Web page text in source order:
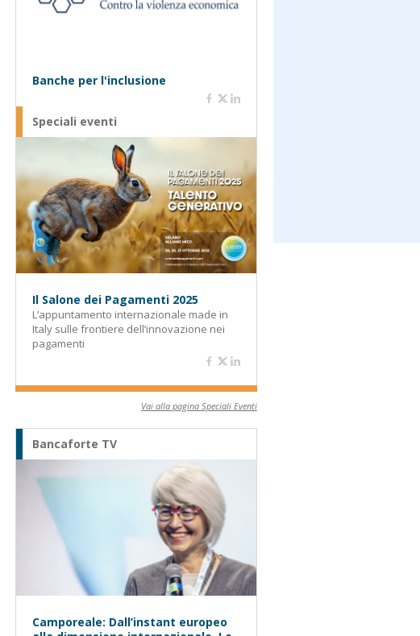
Banche per l'inclusione
Speciali eventi
Il Salone dei Pagamenti 2025
L’appuntamento internazionale made in
Italy sulle frontiere dell’innovazione nei
pagamenti
Vai alla pagina Speciali Eventi
Bancaforte TV
Camporeale: Dall’instant europeo